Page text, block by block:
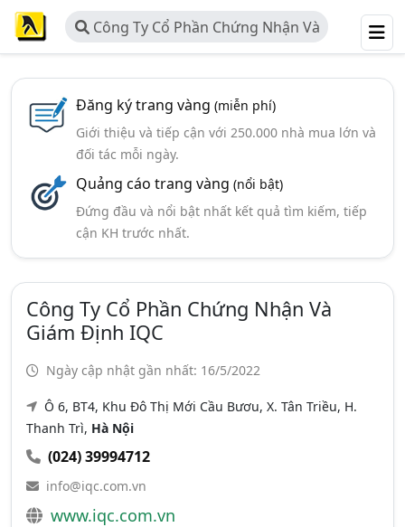
Công Ty Cổ Phần Chứng Nhận Và
Giám Định IQC
Đăng ký trang vàng (miễn phí)
Giới thiệu và tiếp cận với 250.000 nhà mua lớn và
đối tác mỗi ngày.
Quảng cáo trang vàng (nổi bật)
Đứng đầu và nổi bật nhất kết quả tìm kiếm, tiếp
cận KH trước nhất.
Công Ty Cổ Phần Chứng Nhận Và
Giám Định IQC
Ngày cập nhật gần nhất: 16/5/2022
Ô 6, BT4, Khu Đô Thị Mới Cầu Bươu, X. Tân Triều, H.
Thanh Trì, Hà Nội
(024) 39994712
info@iqc.com.vn
www.iqc.com.vn